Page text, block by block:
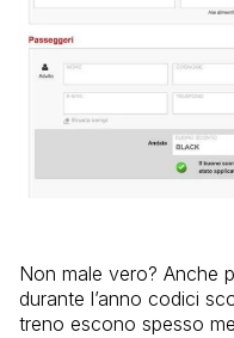
Non male vero? Anche
durante l’anno codici
treno escono spesso